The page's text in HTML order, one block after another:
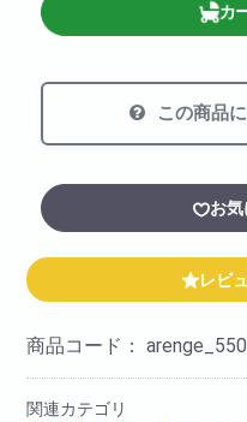
カ
この商品
お
レビ
商品コード：
関連カテゴリ